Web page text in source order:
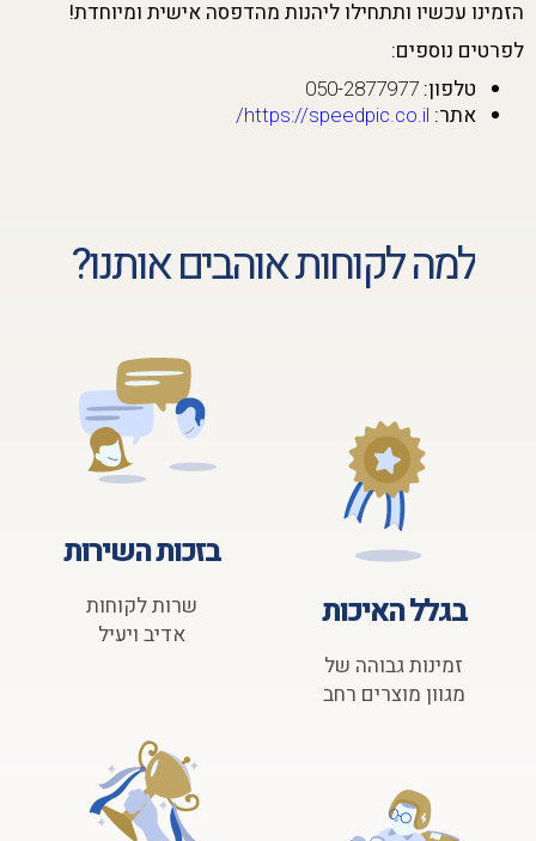
הזמינו עכשיו ותתחילו ליהנות מהדפסה אישית ומיוחדת!
לפרטים נוספים:
טלפון:
אתר: https://speedpic.co.il/
למה לקוחות אוהבים אותנו?
בגלל האיכות
זמינות גבוהה של
מגוון מוצרים רחב
בזכות השירות
שרות לקוחות
אדיב ויעיל